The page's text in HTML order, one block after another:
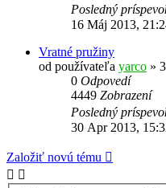
Posledný
16 Máj 2013,
Vratné pružiny
od používateľa yarco »
0 Odpovedí
4449 Zobrazení
Posledný
30 Apr 2013,
Založiť novú tému